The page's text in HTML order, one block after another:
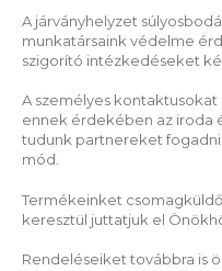
A járványhelyzet
munkatársaink védelme
szigorító intézkedéseket
A személyes kontaktusokat
ennek érdekében az iroda
tudunk partnereket
mód.
Termékeinket
keresztül juttatjuk el
Rendeléseiket továbbra is